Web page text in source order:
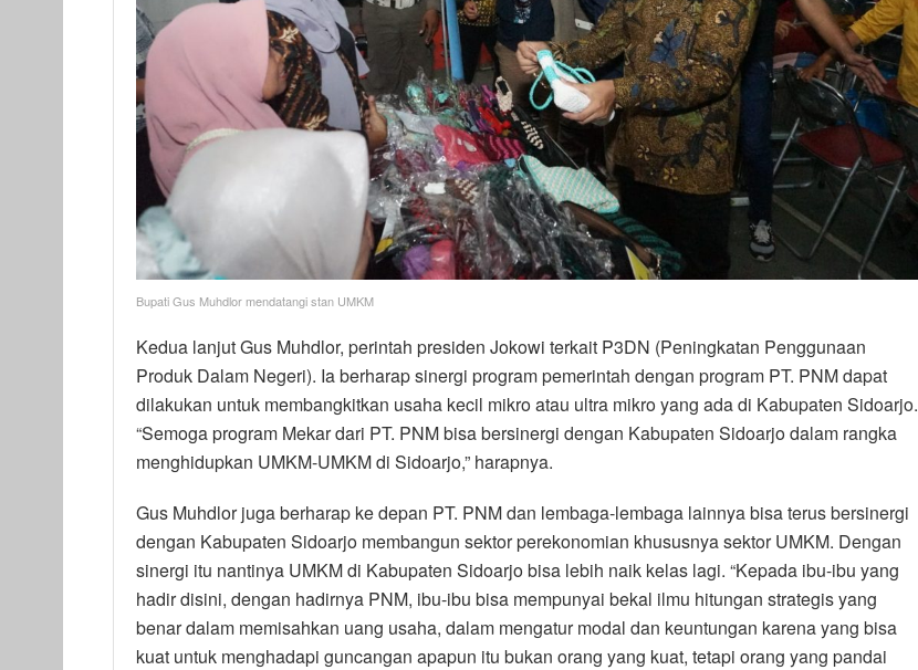
Bupati Gus Muhdlor mendatangi stan UMKM
Kedua lanjut Gus Muhdlor, perintah presiden Jokowi terkait P3DN (Peningkatan Penggunaan
Produk Dalam Negeri). Ia berharap sinergi program pemerintah dengan program PT. PNM dapat
dilakukan untuk membangkitkan usaha kecil mikro atau ultra mikro yang ada di Kabupaten Sidoarjo.
“Semoga program Mekar dari PT. PNM bisa bersinergi dengan Kabupaten Sidoarjo dalam rangka
menghidupkan UMKM-UMKM di Sidoarjo,” harapnya.
Gus Muhdlor juga berharap ke depan PT. PNM dan lembaga-lembaga lainnya bisa terus bersinergi
dengan Kabupaten Sidoarjo membangun sektor perekonomian khususnya sektor UMKM. Dengan
sinergi itu nantinya UMKM di Kabupaten Sidoarjo bisa lebih naik kelas lagi. “Kepada ibu-ibu yang
hadir disini, dengan hadirnya PNM, ibu-ibu bisa mempunyai bekal ilmu hitungan strategis yang
benar dalam memisahkan uang usaha, dalam mengatur modal dan keuntungan karena yang bisa
kuat untuk menghadapi guncangan apapun itu bukan orang yang kuat, tetapi orang yang pandai